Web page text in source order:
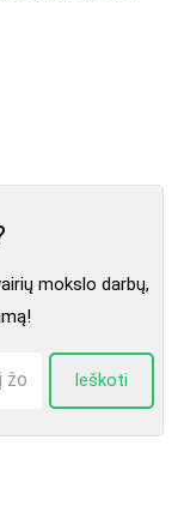
mokslo darbų,
Ieškoti